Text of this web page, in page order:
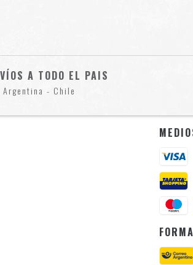
A TODO EL PAIS
Argentina - Chile